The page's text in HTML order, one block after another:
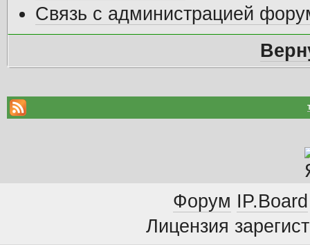
Связь с администрацией
Форум IP.Board
Лицензия